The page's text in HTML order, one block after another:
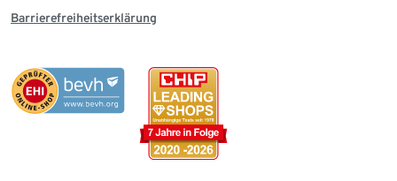
Barrierefreiheitserklärung